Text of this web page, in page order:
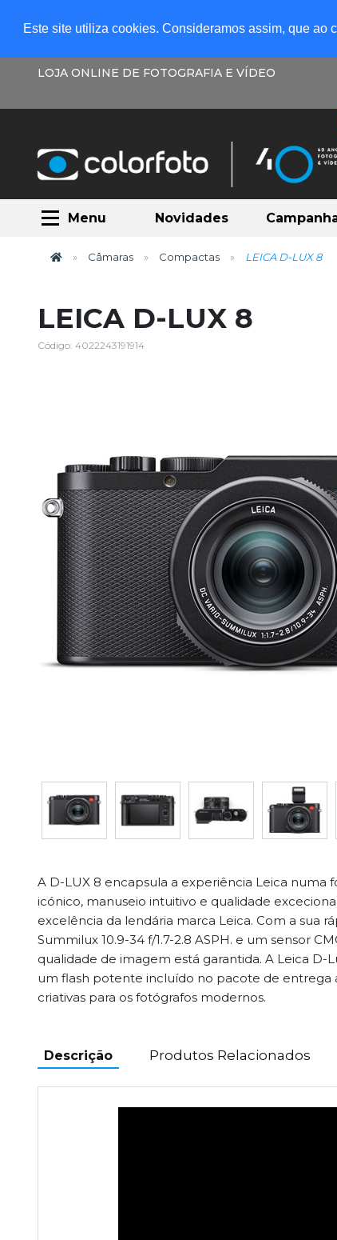
Este site utiliza cookies. Consideramos assim, que ao
LOJA ONLINE DE FOTOGRAFIA E VÍDEO
Menu Novidades
Câmaras Compactas LEICA D-LUX 8
LEICA D-LUX 8
Código: 4022243191914
A D-LUX 8 encapsula a experiência Leica numa
icónico, manuseio intuitivo e qualidade
excelência da lendária marca Leica. Com a sua
Summilux 10.9-34 f/1.7-2.8 ASPH. e um sensor
qualidade de imagem está garantida. A Leica D-
um flash potente incluído no pacote de entrega
criativas para os fotógrafos modernos.
Descrição Produtos Relacionados